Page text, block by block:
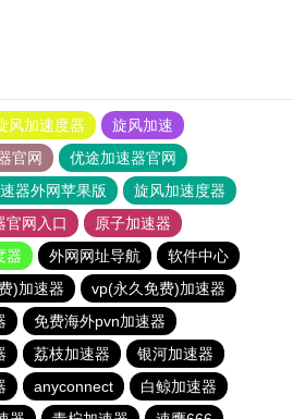
风加速度器
旋风加速
官网
优途加速器官网
器外网苹果版
旋风加速度器
官网入口
原子加速器
器 外网网址导航
软件中心
)加速器
vp(永久免费)加速器
免费海外pvn加速器
荔枝加速器
银河加速器
anyconnect
白鲸加速器